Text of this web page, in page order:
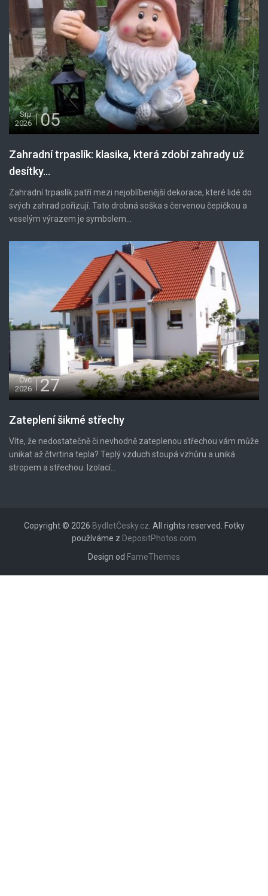
Srp
2026
05
Zahradní trpaslík: klasika, která zdobí zahrady už
desítky...
Zahradní trpaslík patří mezi nejoblíbenější dekorace, které lidé do
svých zahrad pořizují. Tato drobná soška s červenou čepičkou a
veselým výrazem je symbolem...
Čvc
2026
27
Zateplení šikmé střechy
Víte, že nedostatečně či nevhodně zateplenou střechou vám může
unikat až čtvrtina tepla? Teplý vzduch stoupá vzhůru a uniká
stropem a střechou. Izolací...
Copyright © 2026 BydletČesky.cz . All rights reserved. Fotky
používáme z DepositPhotos.com
Design od FameThemes